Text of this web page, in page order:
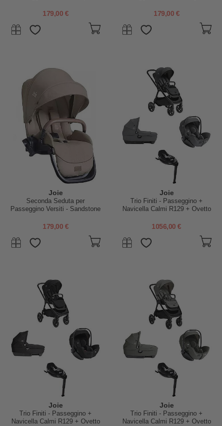
179,00 € 179,00 €
Joie
Seconda Seduta per
Passeggino Versiti - Sandstone
179,00 €
Joie
Trio Finiti - Passeggino +
Navicella Calmi R129 + Ovetto
Ebony
1056,00 €
Joie
Trio Finiti - Passeggino +
Navicella Calmi R129 + Ovetto
Joie
Trio Finiti - Passeggino +
Navicella Calmi R129 + Ovetto